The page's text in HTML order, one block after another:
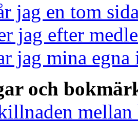
jag en tom
jag efter
jag mina egna
och